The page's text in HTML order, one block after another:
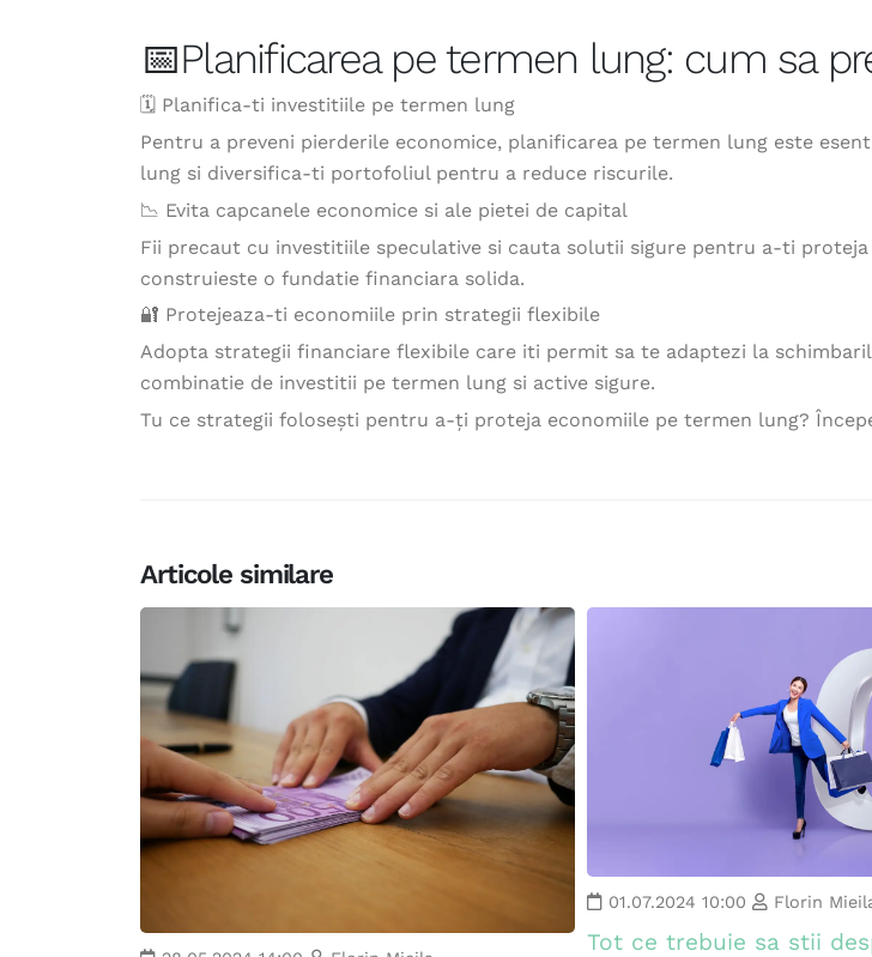
📅Planificarea pe termen lung: cum sa
🗓 Planifica-ti investitiile pe termen lung
Pentru a preveni pierderile economice, planificarea pe termen lung este
lung si diversifica-ti portofoliul pentru a reduce riscurile.
📉 Evita capcanele economice si ale pietei de capital
Fii precaut cu investitiile speculative si cauta solutii sigure pentru a-ti
construieste o fundatie financiara solida.
🔐 Protejeaza-ti economiile prin strategii flexibile
Adopta strategii financiare flexibile care iti permit sa te adaptezi la
combinatie de investitii pe termen lung si active sigure.
Tu ce strategii folosești pentru a-ți proteja economiile pe termen lung?
Articole similare
01.07.2024 10:00 Florin
Tot ce trebuie sa stii